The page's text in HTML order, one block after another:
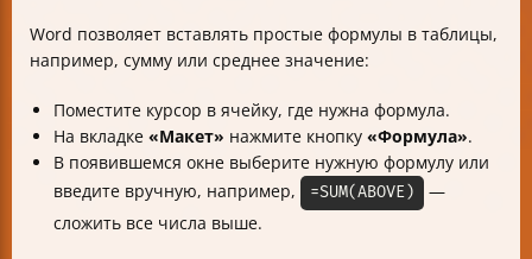
Word позволяет вставлять простые формулы в таблицы,
например, сумму или среднее значение:
Поместите курсор в ячейку, где нужна формула.
На вкладке «Макет» нажмите кнопку «Формула».
В появившемся окне выберите нужную формулу или
введите вручную, например,
=SUM(ABOVE)
—
сложить все числа выше.